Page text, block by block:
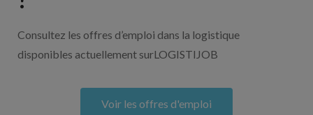
Consultez les offres d’emploi dans la logistique
disponibles actuellement surLOGISTIJOB
Voir les offres d'emploi